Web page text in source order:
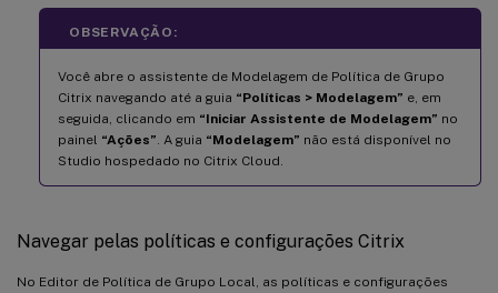
OBSERVAÇÃO:
Você abre o assistente de Modelagem de Política de Grupo
Citrix navegando até a guia “Políticas > Modelagem” e, em
seguida, clicando em “Iniciar Assistente de Modelagem” no
painel “Ações” . A guia “Modelagem” não está disponível no
Studio hospedado no Citrix Cloud.
Navegar pelas políticas e configurações Citrix
No Editor de Política de Grupo Local, as políticas e configurações